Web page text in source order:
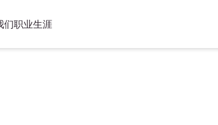
们职业生涯